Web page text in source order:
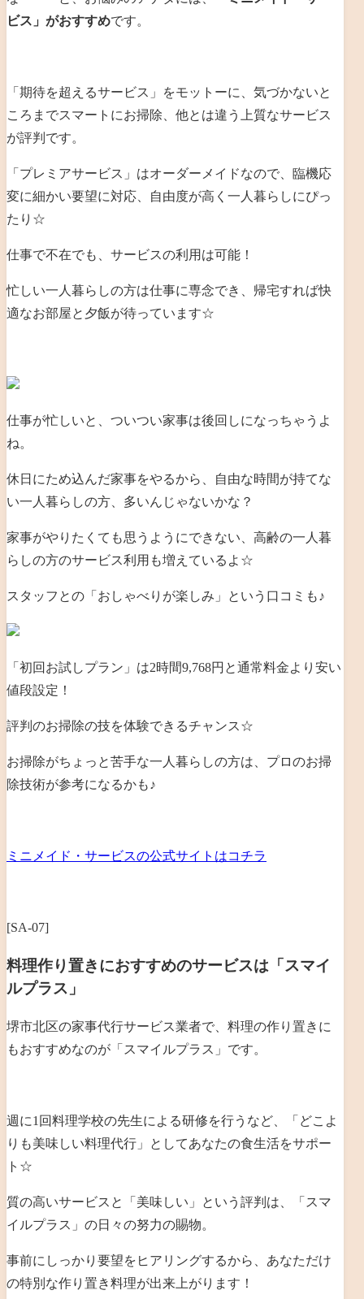
ビス」がおすすめです。
「期待を超えるサービス」をモットーに、気づかないと
ころまでスマートにお掃除、他とは違う上質なサービス
が評判です。
「プレミアサービス」はオーダーメイドなので、臨機応
変に細かい要望に対応、自由度が高く一人暮らしにぴっ
たり☆
仕事で不在でも、サービスの利用は可能！
忙しい一人暮らしの方は仕事に専念でき、帰宅すれば快
適なお部屋と夕飯が待っています☆
仕事が忙しいと、ついつい家事は後回しになっちゃうよ
ね。
休日にため込んだ家事をやるから、自由な時間が持てな
い一人暮らしの方、多いんじゃないかな？
家事がやりたくても思うようにできない、高齢の一人暮
らしの方のサービス利用も増えているよ☆
スタッフとの「おしゃべりが楽しみ」という口コミも♪
「初回お試しプラン」は2時間9,768円と通常料金より安い
値段設定！
評判のお掃除の技を体験できるチャンス☆
お掃除がちょっと苦手な一人暮らしの方は、プロのお掃
除技術が参考になるかも♪
ミニメイド・サービスの公式サイトはコチラ
[SA-07]
料理作り置きにおすすめのサービスは「スマイ
ルプラス」
堺市北区の家事代行サービス業者で、料理の作り置きに
もおすすめなのが「スマイルプラス」です。
週に1回料理学校の先生による研修を行うなど、「どこよ
りも美味しい料理代行」としてあなたの食生活をサポー
ト☆
質の高いサービスと「美味しい」という評判は、「スマ
イルプラス」の日々の努力の賜物。
事前にしっかり要望をヒアリングするから、あなただけ
の特別な作り置き料理が出来上がります！